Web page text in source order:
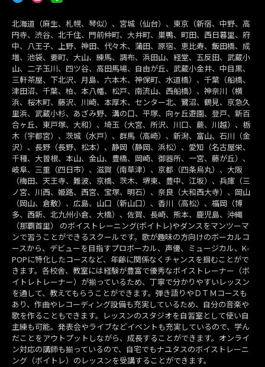
北海道（麻生、札幌、琴似）、宮城（仙台）、東京（新宿、中野、高
円寺、渋谷、北千住、門前仲町、大井町、巣鴨、町田、西日暮里、府
中、八王子、上野、神田、代々木、蒲田、原宿、恵比寿、飯田橋、成
増、池袋、要町、大山、練馬、調布、浜田山、経堂、五反田、武蔵小
山、二子玉川、四ツ谷、高田馬場、自由が丘、武蔵小金井、中目黒、
三軒茶屋、下北沢、月島、六本木、神保町、水道橋）、千葉（船橋、
津田沼、千葉、柏、本八幡、松戸、南流山、西船橋）、神奈川（横
浜、桜木町、藤沢、川崎、本厚木、センター北、鷺沼、鶴見、京急久
里浜、武蔵小杉、あざみ野、溝の口、平塚、向ヶ丘遊園、登戸、新百
合ヶ丘、東戸塚、大和）、埼玉（大宮、所沢、川口、蕨、川越）、栃
木（宇都宮）、茨城（水戸）、群馬（高崎）、新潟、富山、石川（金
沢）、長野（長野、松本）、静岡（静岡、浜松）、愛知（名古屋栄、
千種、大曽根、本山、金山、豊橋、岡崎、御器所、一宮、藤が丘）、
岐阜、三重（四日市）、滋賀（南草津）、京都（四条烏丸）、大阪
（梅田、天王寺、難波、京橋、茨木、堺東、豊中、江坂）、兵庫（三
ノ宮、川西、姫路、西宮、宝塚、明石）、奈良（大和西大寺）、岡山
（岡山、倉敷）、広島、山口（新山口）、香川（高松）、福岡（博
多、西新、北九州小倉、大橋）、佐賀、長崎、熊本、鹿児島、沖縄
（那覇首里） のボイストレーニング(ボイトレ)やダンスをマンツーマ
ンで習うことができるスクールです。歌が趣味の方向けのボーカルコ
ースから、デビューを目指すプロボーカル、声優、ミュージカル、K-
POPに特化したコースなど、年齢に関係なくチャンスを掴むことがで
きます。各校舎、教室には経験が豊富で優秀なボイストレーナー（ボ
イトレトレーナー）が揃っているため、丁寧で分かりやすいレッスン
を通して、教えてもらうことができます。弾き語りやＤＴＭコースも
あり、作曲やレコーディング設備も充実しているため、自分の音楽や
歌を作ることもできます。レッスンのスタジオを自習室として使い自
主練も可能。発表会やライブなどイベントも充実しているので、学ん
だことをアウトプットしながら、成長することができます。オンライ
ン対応の講師も揃っているので、自宅でもナユタスのボイストレーニ
ング（ボイトレ）のレッスンを受講することができます。